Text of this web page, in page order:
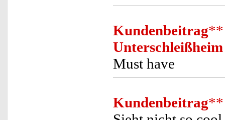
Kundenbeitrag**
Unterschleißheim
Must have
Kundenbeitrag**